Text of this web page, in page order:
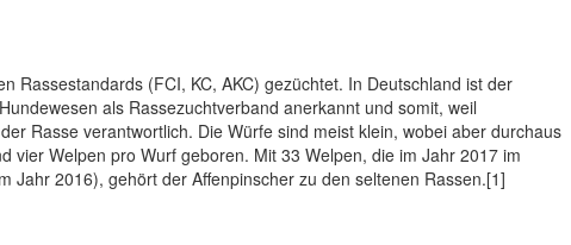
Rassestandards (FCI, KC, AKC) gezüchtet. In Deutschland ist der
als Rassezuchtverband anerkannt und somit, weil
Rasse verantwortlich. Die Würfe sind meist klein, wobei aber durchaus
vier Welpen pro Wurf geboren. Mit 33 Welpen, die im Jahr 2017 im
Jahr 2016), gehört der Affenpinscher zu den seltenen Rassen.[1]